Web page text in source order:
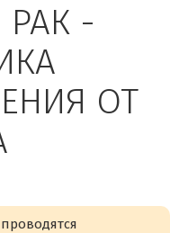
-
ОТ